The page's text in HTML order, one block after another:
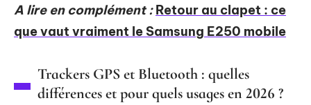
A lire en complément : Retour au clapet : ce
que vaut vraiment le Samsung E250 mobile
Trackers GPS et Bluetooth : quelles
différences et pour quels usages en 2026 ?